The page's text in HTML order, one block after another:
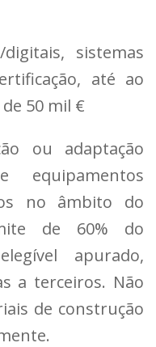
digitais, sistemas
até ao
50 mil €
ou adaptação
equipamentos
no âmbito do
de 60% do
apurado,
a terceiros. Não
de construção